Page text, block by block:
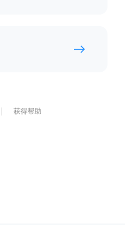
获得帮助